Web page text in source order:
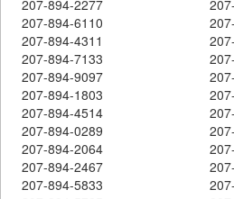
207-894-2277
207-894-6110
207-894-4311
207-894-7133
207-894-9097
207-894-1803
207-894-4514
207-894-0289
207-894-2064
207-894-2467
207-894-5833